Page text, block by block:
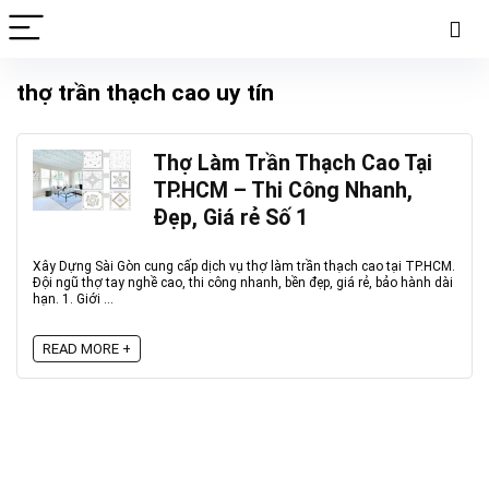
thợ trần thạch cao uy tín
Thợ Làm Trần Thạch Cao Tại
TP.HCM – Thi Công Nhanh,
Đẹp, Giá rẻ Số 1
Xây Dựng Sài Gòn cung cấp dịch vụ thợ làm trần thạch cao tại TP.HCM.
Đội ngũ thợ tay nghề cao, thi công nhanh, bền đẹp, giá rẻ, bảo hành dài
hạn. 1. Giới ...
READ MORE +